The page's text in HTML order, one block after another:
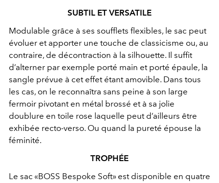
SUBTIL ET VERSATILE
Modulable grâce à ses soufflets flexibles, le sac peut
évoluer et apporter une touche de classicisme ou, au
contraire, de décontraction à la silhouette. Il suffit
d’alterner par exemple porté main et porté épaule, la
sangle prévue à cet effet étant amovible. Dans tous
les cas, on le reconnaîtra sans peine à son large
fermoir pivotant en métal brossé et à sa jolie
doublure en toile rose laquelle peut d’ailleurs être
exhibée recto-verso. Ou quand la pureté épouse la
féminité.
TROPHÉE
Le sac «BOSS Bespoke Soft» est disponible en quatre